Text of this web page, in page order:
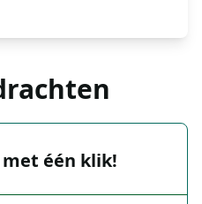
één klik!